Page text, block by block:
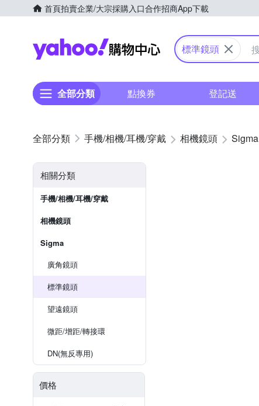
首頁拍賣企業/大宗採購入口合作招商App下載
Yahoo購物中心
標準鏡頭
全部分類 點換券 登記送
手機/相機/耳機/穿戴 相機鏡頭 Sigma
相關分類
手機/相機/耳機/穿戴
相機鏡頭
Sigma
廣角鏡頭
標準鏡頭
望遠鏡頭
微距/增距/轉接環
DN(無反專用)
價格